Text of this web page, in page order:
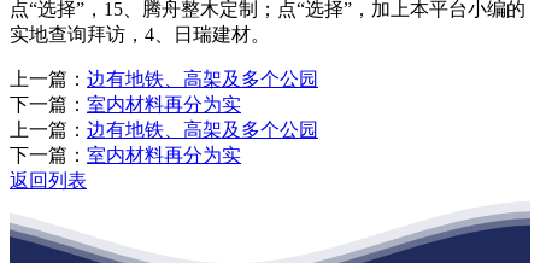
点“选择”，15、腾舟整木定制；点“选择”，加上本平台小编的
实地查询拜访，4、日瑞建材。
上一篇： 边有地铁、高架及多个公园
下一篇： 室内材料再分为实
上一篇： 边有地铁、高架及多个公园
下一篇： 室内材料再分为实
返回列表